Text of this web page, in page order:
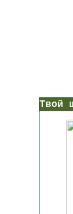
Твой шанс!